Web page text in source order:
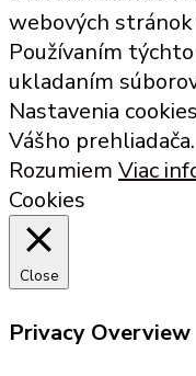
webových stránok
Používaním
ukladaním
Nastavenia
Vášho prehliadača.
Rozumiem Viac
Cookies
Close
Privacy Overview